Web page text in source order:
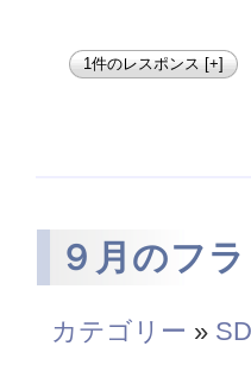
1件のレスポンス [+]
９月のフ
カテゴリー »